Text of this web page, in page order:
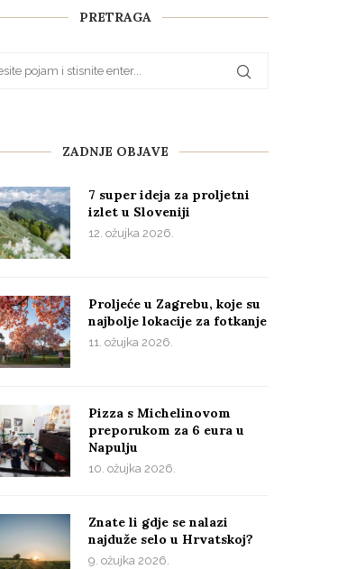
PRETRAGA
ZADNJE OBJAVE
7 super ideja za proljetni
izlet u Sloveniji
12. ožujka 2026.
Proljeće u Zagrebu, koje su
najbolje lokacije za fotkanje
11. ožujka 2026.
Pizza s Michelinovom
preporukom za 6 eura u
Napulju
10. ožujka 2026.
Znate li gdje se nalazi
najduže selo u Hrvatskoj?
9. ožujka 2026.